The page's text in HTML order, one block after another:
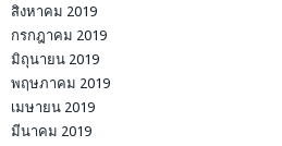
สิงหาคม 2019
กรกฎาคม 2019
มิถุนายน 2019
พฤษภาคม 2019
เมษายน 2019
มีนาคม 2019